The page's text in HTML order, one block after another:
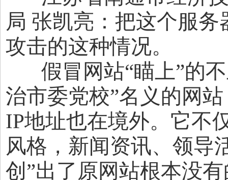
局 张凯亮：把这个服
攻击的这种情况。
假冒网站“瞄上”的不
治市委党校”名义的网
IP地址也在境外。它不
风格，新闻资讯、领导
创”出了原网站根本没